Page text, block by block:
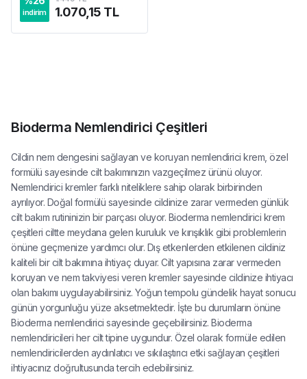
indirim 1.070,15 TL
Bioderma Nemlendirici Çeşitleri
Cildin nem dengesini sağlayan ve koruyan nemlendirici krem, özel
formülü sayesinde cilt bakımınızın vazgeçilmez ürünü oluyor.
Nemlendirici kremler farklı niteliklere sahip olarak birbirinden
ayrılıyor. Doğal formülü sayesinde cildinize zarar vermeden günlük
cilt bakım rutininizin bir parçası oluyor. Bioderma nemlendirici krem
çeşitleri ciltte meydana gelen kuruluk ve kırışıklık gibi problemlerin
önüne geçmenize yardımcı olur. Dış etkenlerden etkilenen cildiniz
kaliteli bir cilt bakımına ihtiyaç duyar. Cilt yapısına zarar vermeden
koruyan ve nem takviyesi veren kremler sayesinde cildinize ihtiyacı
olan bakımı uygulayabilirsiniz. Yoğun tempolu gündelik hayat sonucu
günün yorgunluğu yüze aksetmektedir. İşte bu durumların önüne
Bioderma nemlendirici sayesinde geçebilirsiniz. Bioderma
nemlendiricileri her cilt tipine uygundur. Özel olarak formüle edilen
nemlendiricilerden aydınlatıcı ve sıkılaştırıcı etki sağlayan çeşitleri
ihtiyacınız doğrultusunda tercih edebilirsiniz.